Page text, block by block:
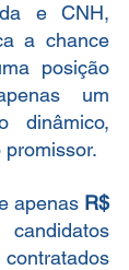
e CNH,
a chance
posição
um
dinâmico,
apenas R$